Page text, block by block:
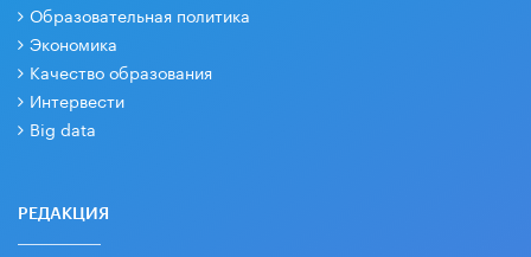
Образовательная политика
Экономика
Качество образования
Интервести
Big data
РЕДАКЦИЯ